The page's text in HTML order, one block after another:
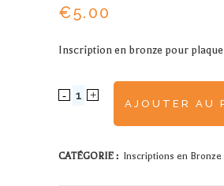
€5.00
Inscription en bronze pour
LE
PASSE
AJOUTER AU
CATÉGORIE : Inscriptions en Bronze